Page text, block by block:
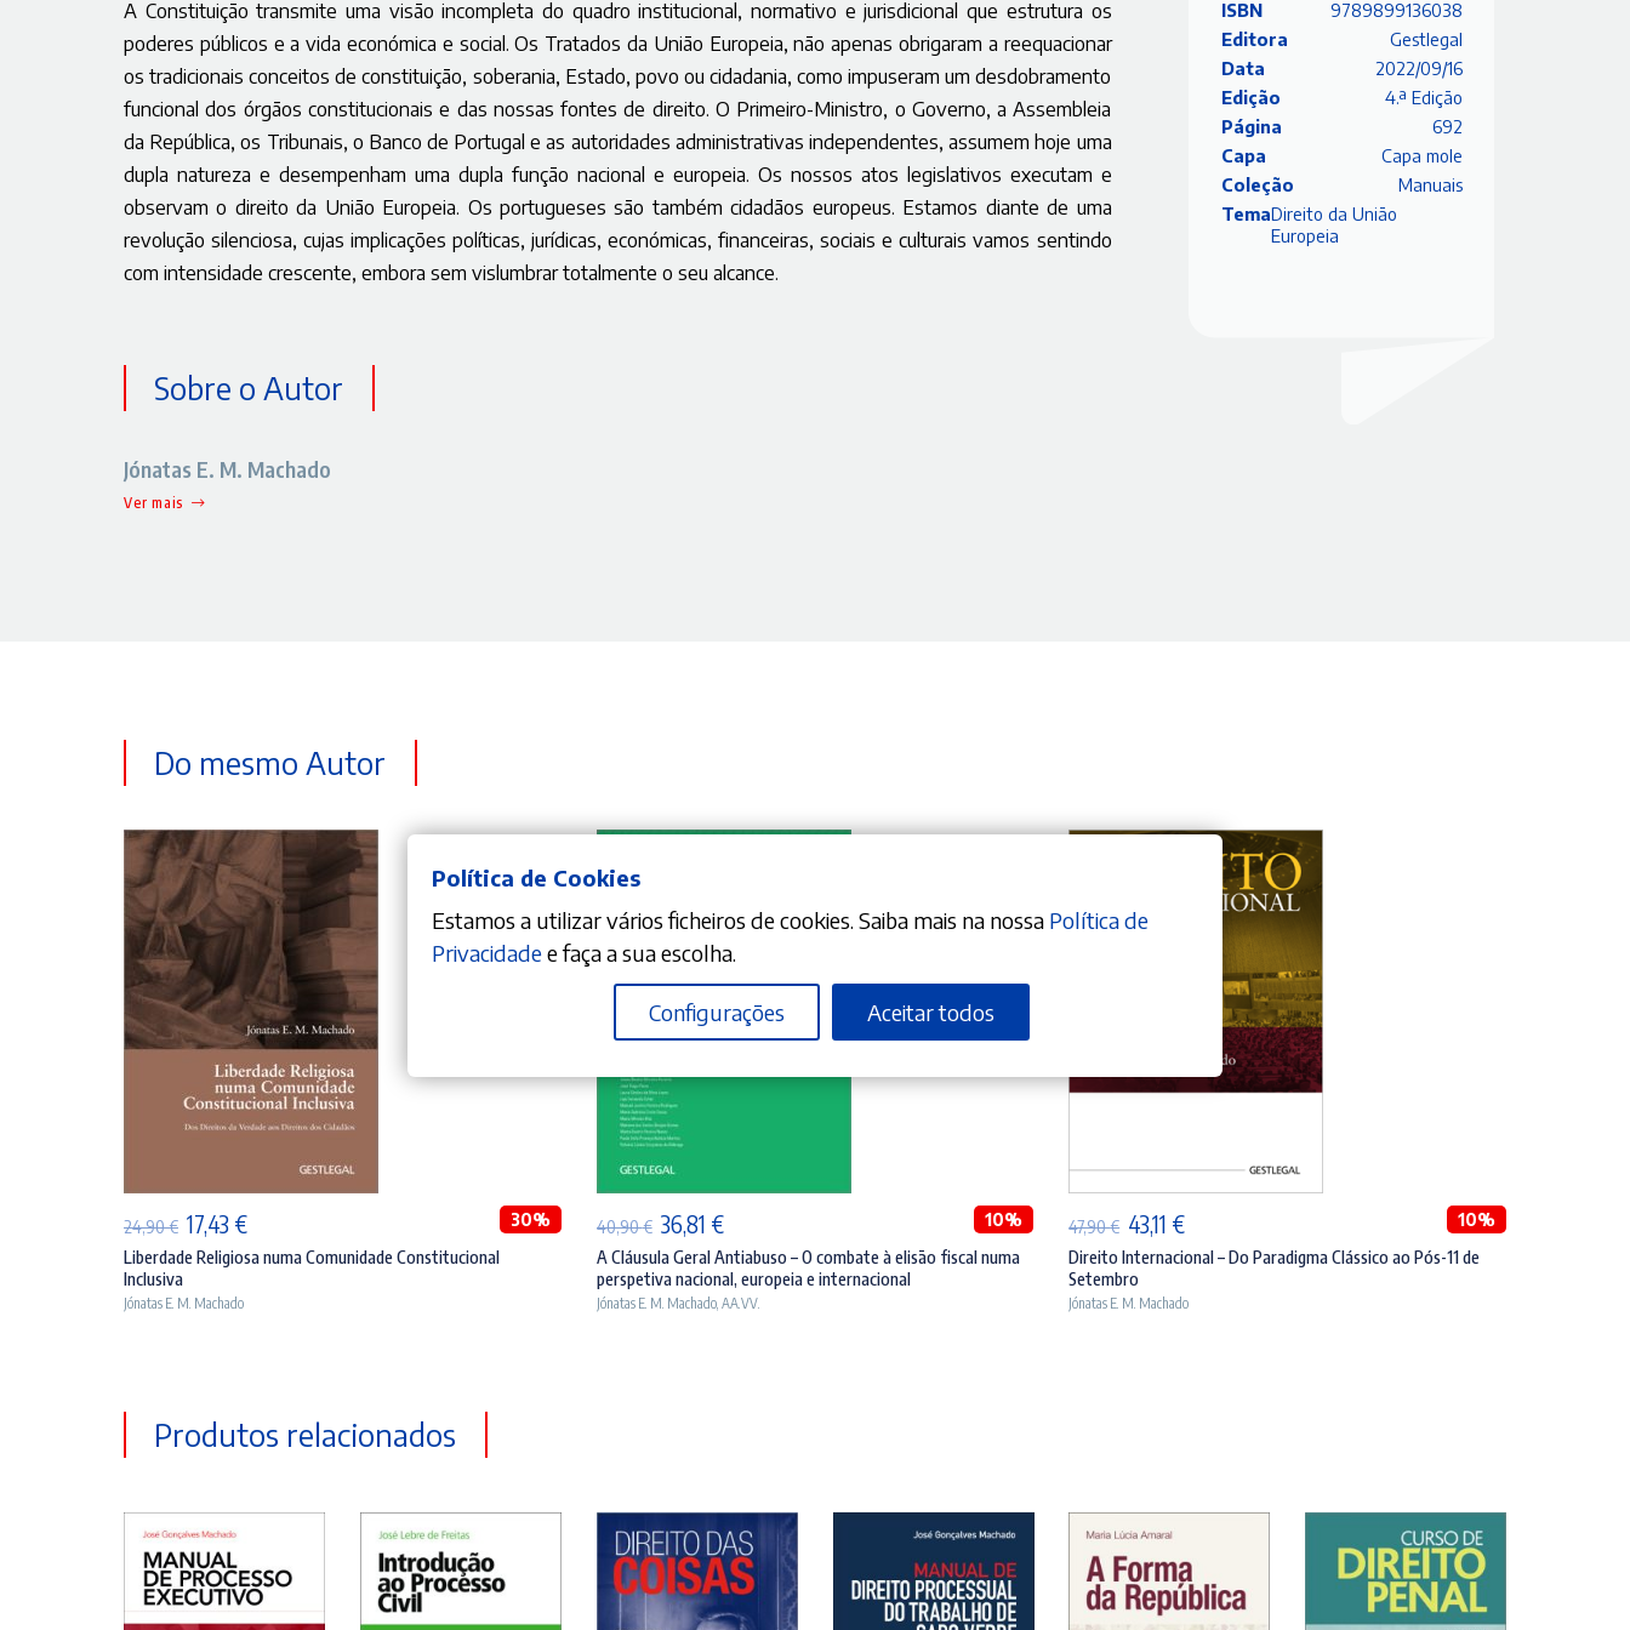
A Constituição transmite uma visão incompleta do quadro institucional, normativo e jurisdicional que estrutura os
poderes públicos e a vida económica e social. Os Tratados da União Europeia, não apenas obrigaram a reequacionar
os tradicionais conceitos de constituição, soberania, Estado, povo ou cidadania, como impuseram um desdobramento
funcional dos órgãos constitucionais e das nossas fontes de direito. O Primeiro-Ministro, o Governo, a Assembleia
da República, os Tribunais, o Banco de Portugal e as autoridades administrativas independentes, assumem hoje uma
dupla natureza e desempenham uma dupla função nacional e europeia. Os nossos atos legislativos executam e
observam o direito da União Europeia. Os portugueses são também cidadãos europeus. Estamos diante de uma
revolução silenciosa, cujas implicações políticas, jurídicas, económicas, financeiras, sociais e culturais vamos sentindo
com intensidade crescente, embora sem vislumbrar totalmente o seu alcance.
Sobre o Autor
Jónatas E. M. Machado
Ver mais
ISBN
9789899136038
Editora
Gestlegal
Data
2022/09/16
Edição
4.ª Edição
Página
692
Capa
Capa mole
Coleção
Manuais
TemaDireito da União
Europeia
Do mesmo Autor
ADICIONAR
24,90€ O
preço
17,43 €O
preço
30%
Liberdade Religiosa numa Comunidade Constitucional
Inclusiva
Jónatas E. M. Machado
40,90€ O
preço
original
36,81 €O
preço
atual
10%
A Cláusula Geral Antiabuso – O combate à elisão fiscal numa
perspetiva nacional, europeia e internacional
Jónatas E. M. Machado, AA.VV.
47,90€ O
preço
original
43,11 €O
preço
10%
Direito Internacional – Do Paradigma Clássico ao Pós-11 de
Setembro
Jónatas E. M. Machado
Produtos relacionados
Política de Cookies
Estamos a utilizar vários ficheiros de cookies. Saiba mais na nossa Política de
Privacidadee faça a sua escolha.
Configurações Aceitar todos